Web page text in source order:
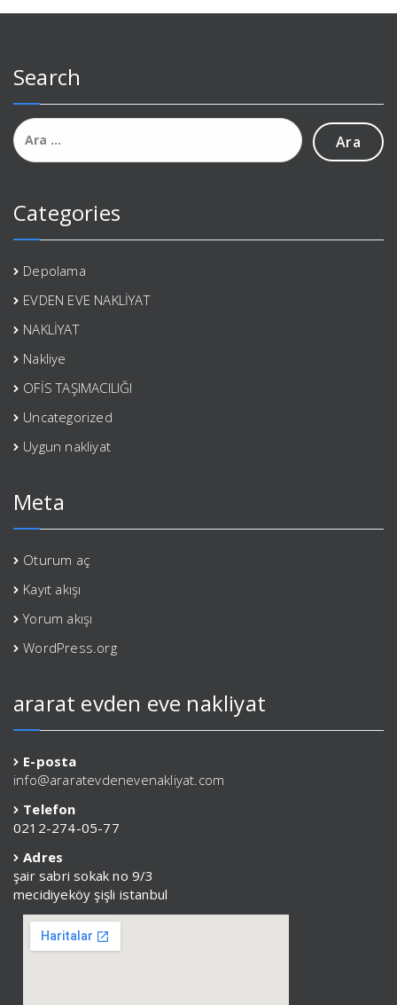
Search
Arama:
Categories
Depolama
EVDEN EVE NAKLİYAT
NAKLİYAT
Nakliye
OFİS TAŞIMACILIĞI
Uncategorized
Uygun nakliyat
Meta
Oturum aç
Kayıt akışı
Yorum akışı
WordPress.org
ararat evden eve nakliyat
E-posta
info@araratevdenevenakliyat.com
Telefon
0212-274-05-77
Adres
şair sabri sokak no 9/3
mecidiyeköy şişli istanbul